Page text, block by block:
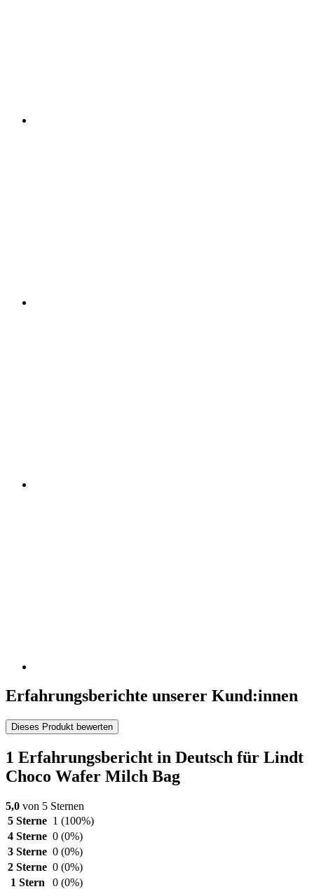
Erfahrungsberichte unserer Kund:innen
Dieses Produkt bewerten
1 Erfahrungsbericht in Deutsch für Lindt
Choco Wafer Milch Bag
5,0 von 5 Sternen
5 Sterne 1 (100%)
4 Sterne 0 (0%)
3 Sterne 0 (0%)
2 Sterne 0 (0%)
1 Stern
0 (0%)